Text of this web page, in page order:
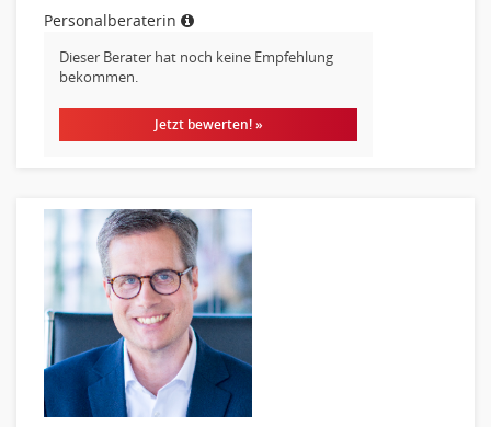
Elektrotechnik, Elektronik
Energie und Umwelttechnik
Kunststofftechnik
Leitung, Teamleitung
Luft- und Raumfahrttechnik
Maschinenbau
Materialwissenschaft
Mechatronik
Medizintechnik
Optiker, Akustiker
Personalberaterin
Dieser Berater hat noch keine Empfehlung
bekommen.
Jetzt bewerten! »